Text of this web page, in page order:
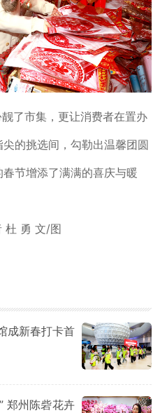
了市集，更让消费者在置办
的挑选间，勾勒出温馨团圆
节增添了满满的喜庆与暖
勇 文/图
成新春打卡首
郑州陈砦花卉